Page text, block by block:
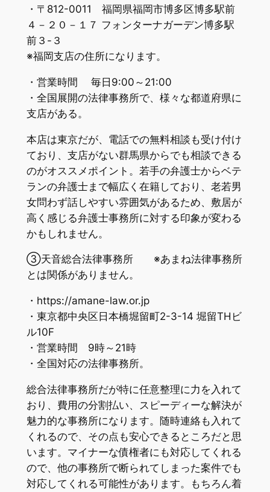
・〒812-0011 福岡県福岡市博多区博多駅前
４－２０－１７ フォンターナガーデン博多駅
前３-３
※福岡支店の住所になります。
・営業時間 毎日9:00～21:00
・全国展開の法律事務所で、様々な都道府県に
支店がある。
本店は東京だが、電話での無料相談も受け付け
ており、支店がない群馬県からでも相談できる
のがオススメポイント。若手の弁護士からベテ
ランの弁護士まで幅広く在籍しており、老若男
女問わず話しやすい雰囲気があるため、敷居が
高く感じる弁護士事務所に対する印象が変わる
かもしれません。
③天音総合法律事務所 ※あまね法律事務所
とは関係がありません。
・https://amane-law.or.jp
・東京都中央区日本橋堀留町2-3-14 堀留THビ
ル10F
・営業時間 9時～21時
・全国対応の法律事務所。
総合法律事務所だが特に任意整理に力を入れて
おり、費用の分割払い、スピーディーな解決が
魅力的な事務所になります。随時連絡も入れて
くれるので、その点も安心できるところだと思
います。マイナーな債権者にも対応してくれる
ので、他の事務所で断られてしまった案件でも
対応してくれる可能性があります。もちろん着